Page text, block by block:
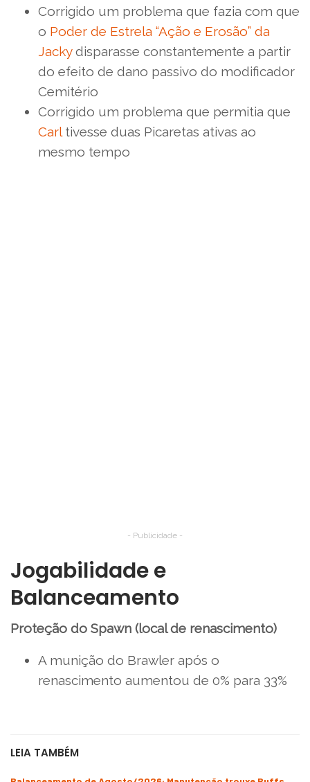
Corrigido um problema que fazia com que
o Poder de Estrela “Ação e Erosão” da
Jackydisparasse constantemente a partir
do efeito de dano passivo do modificador
Cemitério
Corrigido um problema que permitia que
Carltivesse duas Picaretas ativas ao
mesmo tempo
- Publicidade -
Jogabilidade e
Balanceamento
Proteção do Spawn (local de renascimento)
A munição do Brawler após o
renascimento aumentou de 0% para 33%
LEIA TAMBÉM